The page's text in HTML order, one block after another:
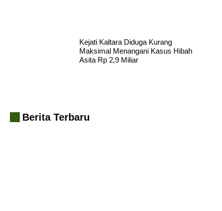
Kejati Kaltara Diduga Kurang
Maksimal Menangani Kasus Hibah
Asita Rp 2,9 Miliar
Berita Terbaru